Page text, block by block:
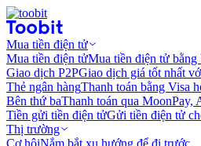
Mua tiền điện tử
Mua tiền điện tửMua tiền điện tử bằng
Giao dịch P2PGiao dịch giá tốt nhất
Thẻ ngân hàngThanh toán bằng Visa
Bên thứ baThanh toán qua MoonPay,
Tiền gửi tiền điện tửGửi tiền điện tử
Thị trường
Cơ hộiNắm bắt xu hướng để đi trước